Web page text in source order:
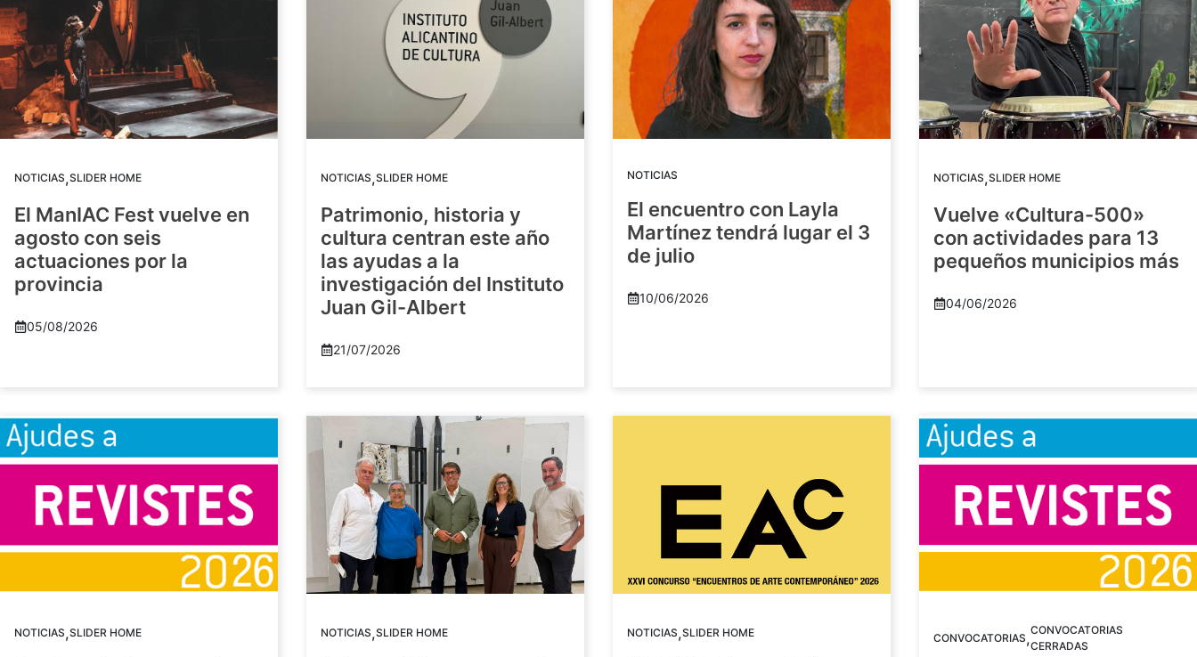
NOTICIAS,SLIDER HOME
El ManIAC Fest vuelve en
agosto con seis
actuaciones por la
provincia
05/08/2026
NOTICIAS,SLIDER HOME
Patrimonio, historia y
cultura centran este año
las ayudas a la
investigación del Instituto
Juan Gil-Albert
21/07/2026
NOTICIAS
El encuentro con Layla
Martínez tendrá lugar el 3
de julio
10/06/2026
NOTICIAS,SLIDER HOME
Vuelve «Cultura-500»
con actividades para 13
pequeños municipios más
04/06/2026
NOTICIAS,SLIDER HOME NOTICIAS,SLIDER HOME NOTICIAS,SLIDER HOME CONVOCATORIAS,CONVOCATORIAS
CERRADAS